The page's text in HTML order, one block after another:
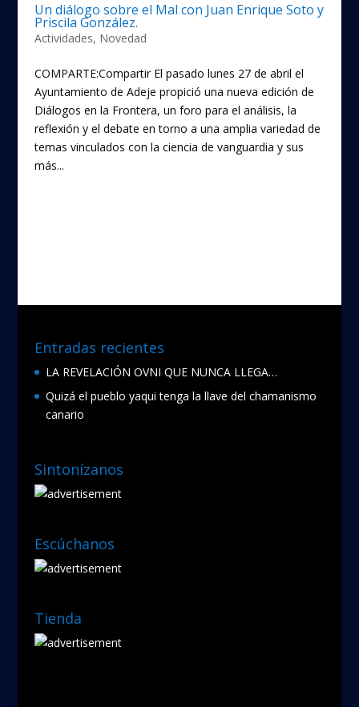
Un diálogo sobre el Mal con Juan Enrique Soto y
Priscila González.
Actividades, Novedad
COMPARTE:Compartir El pasado lunes 27 de abril el
Ayuntamiento de Adeje propició una nueva edición de
Diálogos en la Frontera, un foro para el análisis, la
reflexión y el debate en torno a una amplia variedad de
temas vinculados con la ciencia de vanguardia y sus
más...
Entradas recientes
LA REVELACIÓN OVNI QUE NUNCA LLEGA…
Quizá el pueblo yaqui tenga la llave del chamanismo
canario
Sintonízanos
Escúchanos
Tienda